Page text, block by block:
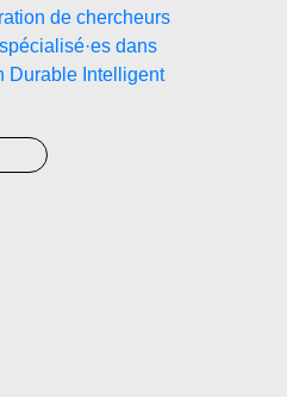
de chercheurs
dans
Durable Intelligent